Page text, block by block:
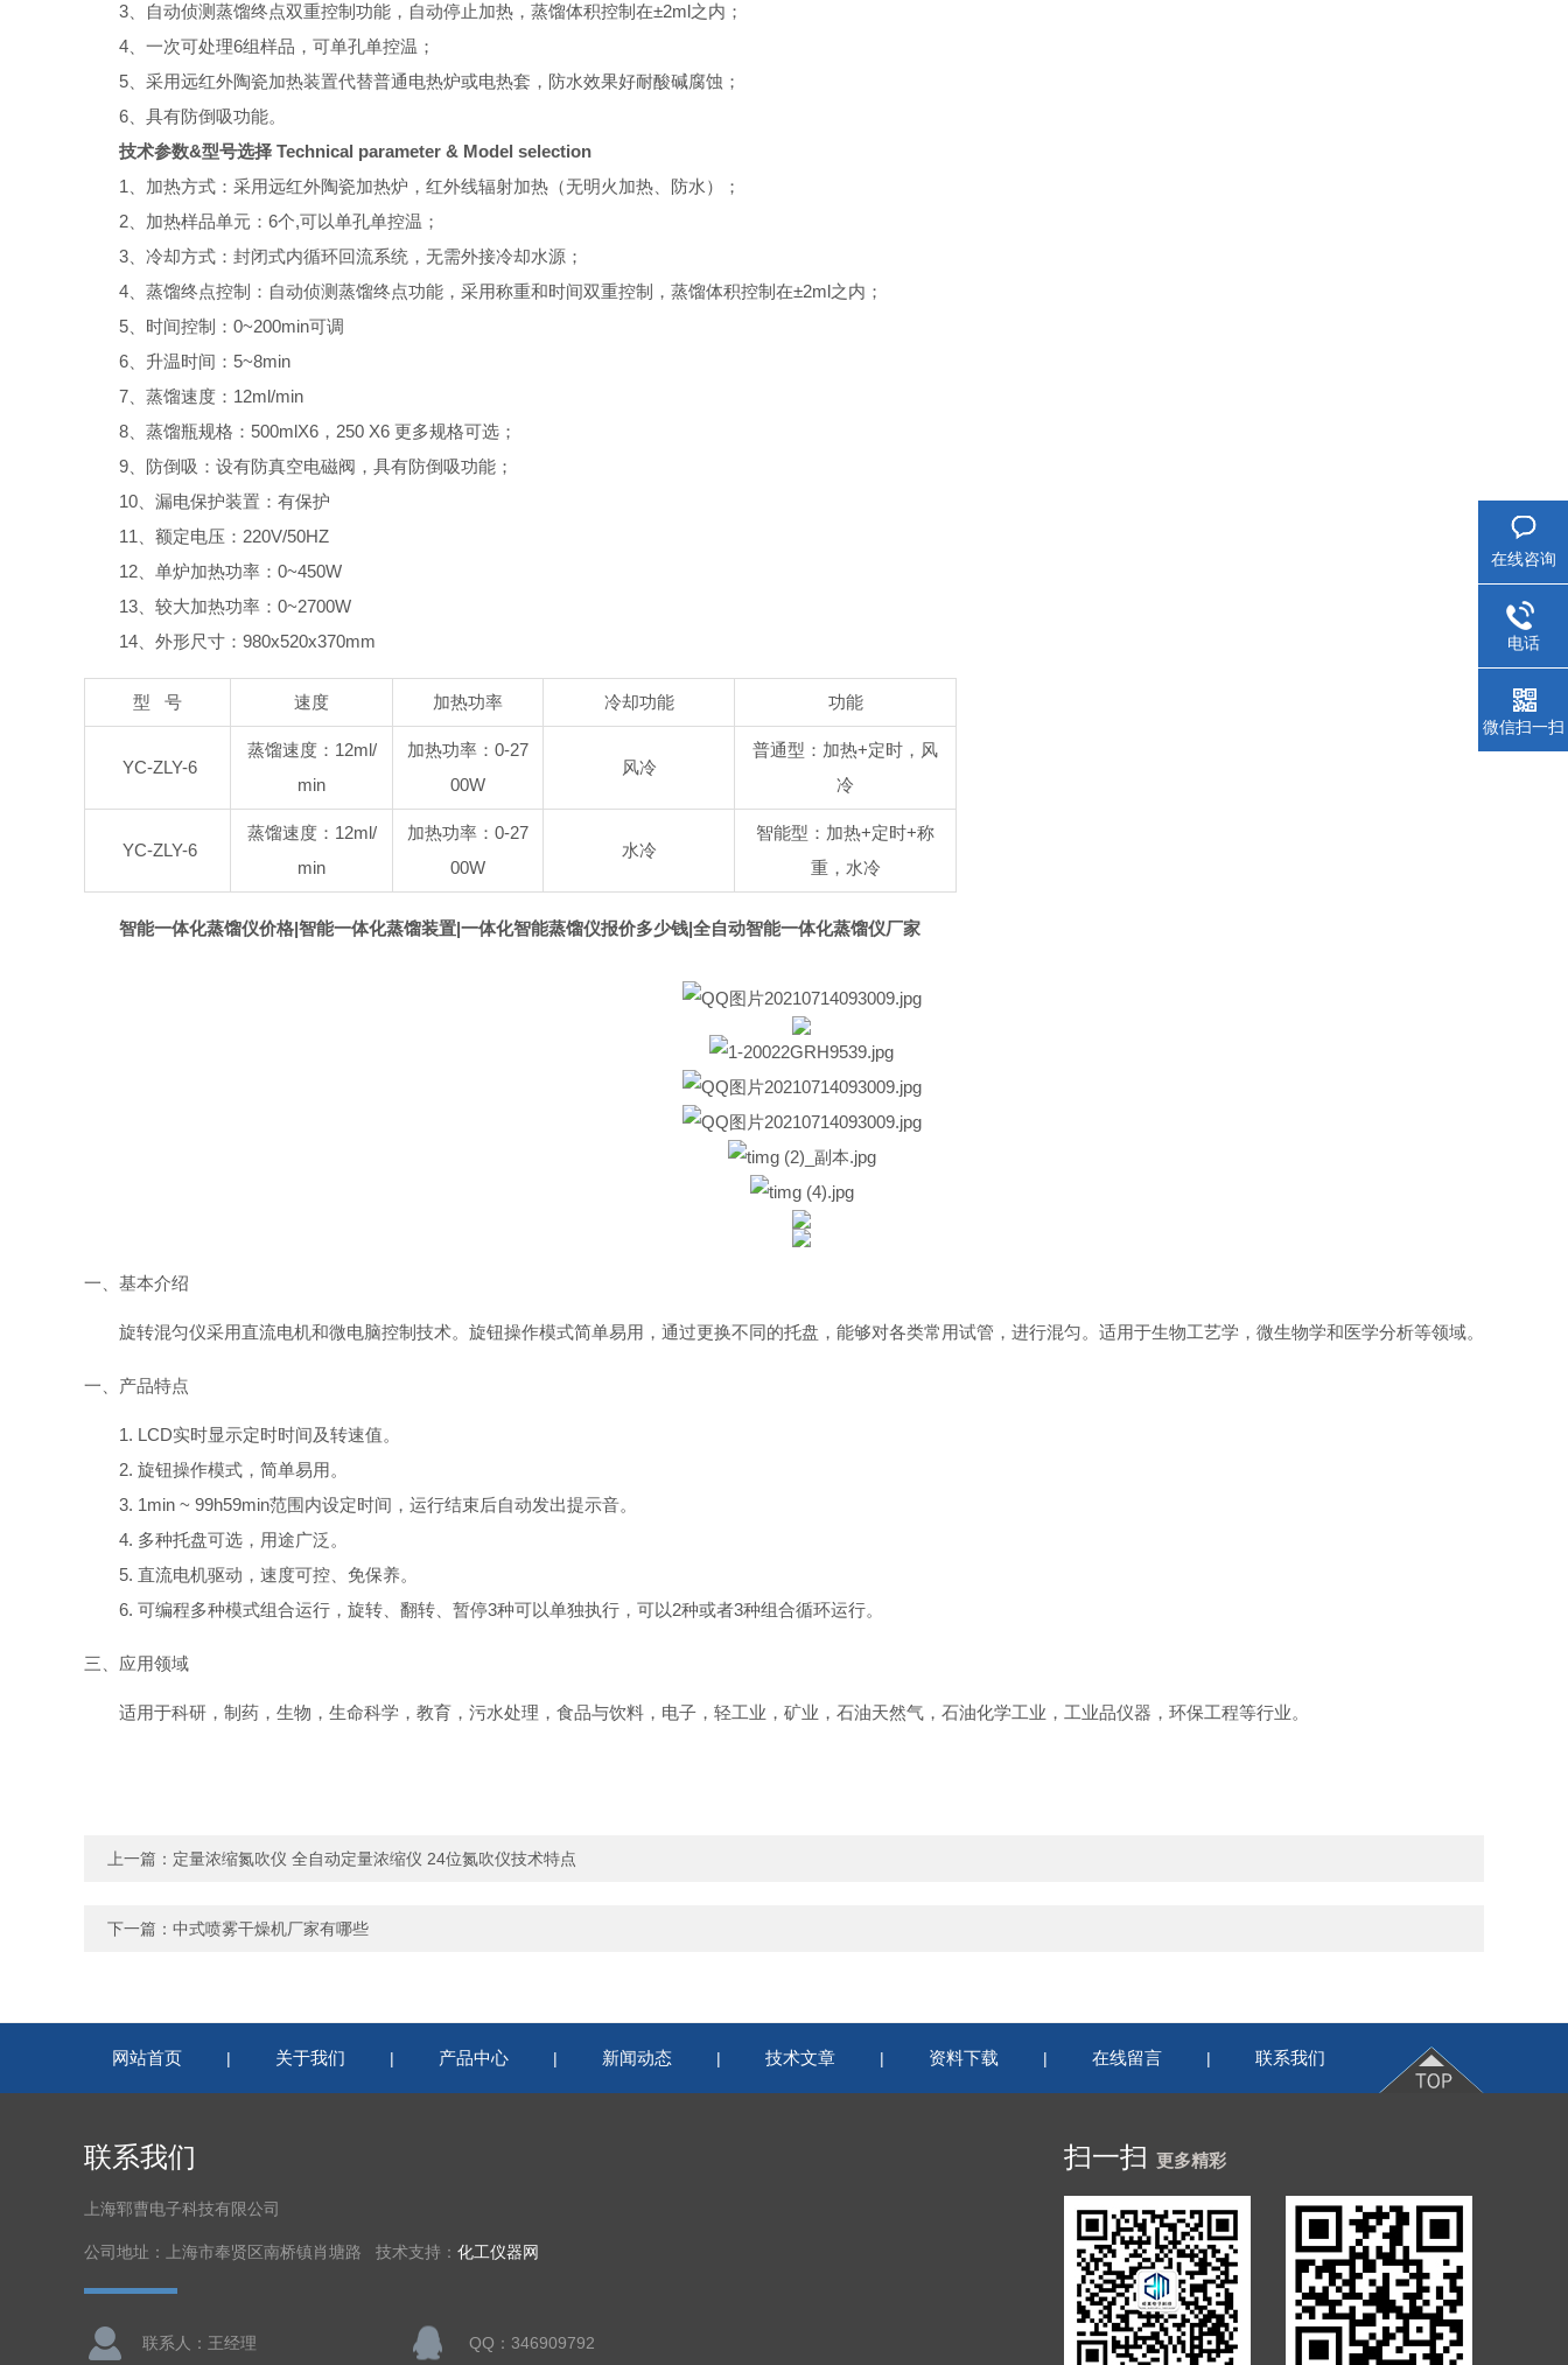
3、自动侦测蒸馏终点双重控制功能，自动停止加热，蒸馏体积控制在±2ml之内；
4、一次可处理6组样品，可单孔单控温；
5、采用远红外陶瓷加热装置代替普通电热炉或电热套，防水效果好耐酸碱腐蚀；
6、具有防倒吸功能。
技术参数&型号选择 Technical parameter & Model selection
1、加热方式：采用远红外陶瓷加热炉，红外线辐射加热（无明火加热、防水）；
2、加热样品单元：6个,可以单孔单控温；
3、冷却方式：封闭式内循环回流系统，无需外接冷却水源；
4、蒸馏终点控制：自动侦测蒸馏终点功能，采用称重和时间双重控制，蒸馏体积控制在±2ml之内；
5、时间控制：0~200min可调
6、升温时间：5~8min
7、蒸馏速度：12ml/min
8、蒸馏瓶规格：500mlX6，250 X6 更多规格可选；
9、防倒吸：设有防真空电磁阀，具有防倒吸功能；
10、漏电保护装置：有保护
11、额定电压：220V/50HZ
12、单炉加热功率：0~450W
13、较大加热功率：0~2700W
14、外形尺寸：980x520x370mm
型 号 速度 加热功率 冷却功能 功能
YC-ZLY-6
蒸馏速度：12ml/
min
加热功率：0-27
00W
风冷
普通型：加热+定时，风
冷
YC-ZLY-6
蒸馏速度：12ml/
min
加热功率：0-27
00W
水冷
智能型：加热+定时+称
重，水冷
智能一体化蒸馏仪价格|智能一体化蒸馏装置|一体化智能蒸馏仪报价多少钱|全自动智能一体化蒸馏仪厂家
一、 基本介绍
旋转混匀仪采用直流电机和微电脑控制技术。旋钮操作模式简单易用，通过更换不同的托盘，能够对各类常用试管，进行混匀。适用于生物工艺学，微生物学和医学分析等领域。
一、 产品特点
1. LCD实时显示定时时间及转速值。
2. 旋钮操作模式，简单易用。
3. 1min ~ 99h59min范围内设定时间，运行结束后自动发出提示音。
4. 多种托盘可选，用途广泛。
5. 直流电机驱动，速度可控、免保养。
6. 可编程多种模式组合运行，旋转、翻转、暂停3种可以单独执行，可以2种或者3种组合循环运行。
三、应用领域
适用于科研，制药，生物，生命科学，教育，污水处理，食品与饮料，电子，轻工业，矿业，石油天然气，石油化学工业，工业品仪器，环保工程等行业。
上一篇： 定量浓缩氮吹仪 全自动定量浓缩仪 24位氮吹仪技术特点
下一篇： 中式喷雾干燥机厂家有哪些
网站首页 | 关于我们 | 产品中心 | 新闻动态 | 技术文章 | 资料下载 | 在线留言 | 联系我们
联系我们
上海郓曹电子科技有限公司
公司地址：上海市奉贤区南桥镇肖塘路 技术支持： 化工仪器网
联系人：王经理 QQ：346909792
扫一扫 更多精彩
在线咨询
电话
微信扫一扫